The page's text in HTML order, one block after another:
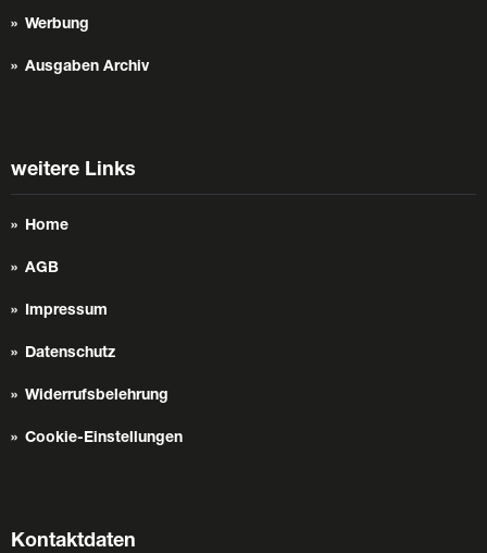
Werbung
Ausgaben Archiv
weitere Links
Home
AGB
Impressum
Datenschutz
Widerrufsbelehrung
Cookie-Einstellungen
Kontaktdaten